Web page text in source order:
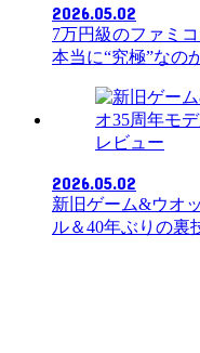
2026.05.02
7万円級のファミ
本当に“究極”なの
レビュー
2026.05.02
新旧ゲーム&ウオ
ル＆40年ぶりの裏